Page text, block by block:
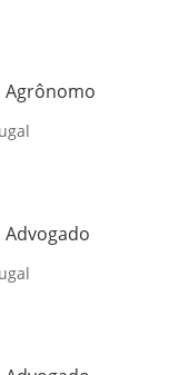
Agrônomo